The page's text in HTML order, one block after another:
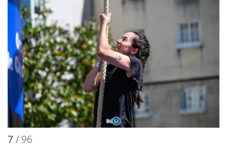
7 / 96